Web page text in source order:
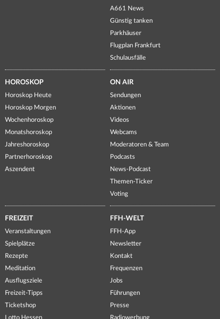
A661 News
Günstig tanken
Parkhäuser
Flugplan Frankfurt
Schulausfälle
HOROSKOP
Horoskop Heute
Horoskop Morgen
Wochenhoroskop
Monatshoroskop
Jahreshoroskop
Partnerhoroskop
Aszendent
ON AIR
Sendungen
Aktionen
Videos
Webcams
Moderatoren & Team
Podcasts
News-Podcast
Themen-Ticker
Voting
FREIZEIT
Veranstaltungen
Spielplätze
Rezepte
Meditation
Ausflugsziele
Freizeit-Tipps
Ticketshop
Lotto Hessen
FFH-WELT
FFH-App
Newsletter
Kontakt
Frequenzen
Jobs
Führungen
Presse
Radiowerbung